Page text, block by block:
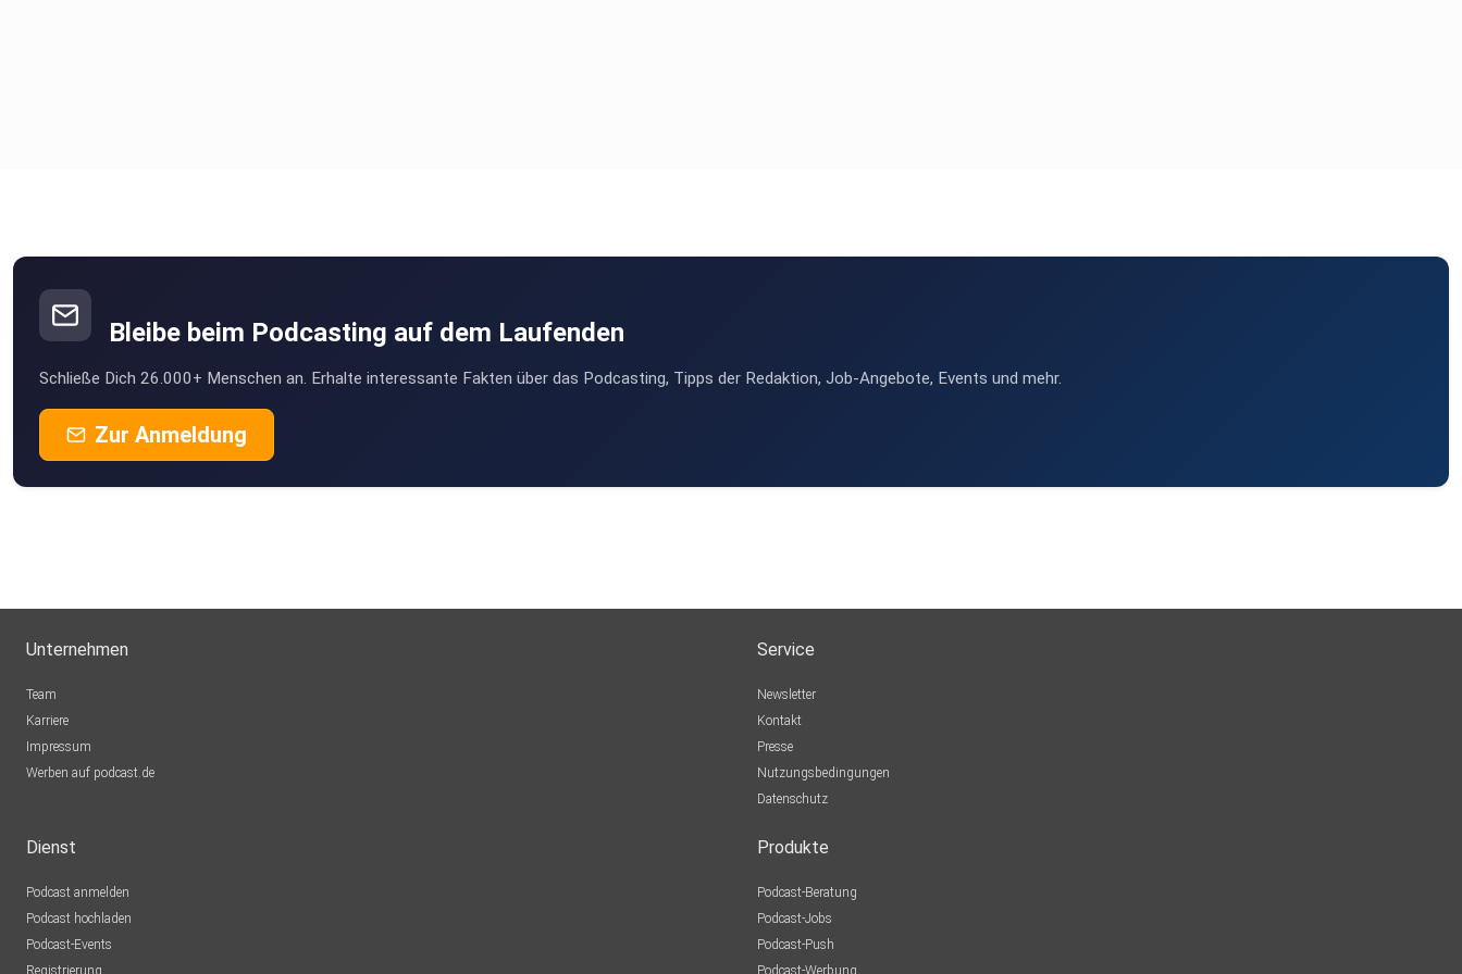
Bleibe beim Podcasting auf dem Laufenden
Schließe Dich 26.000+ Menschen an. Erhalte interessante Fakten über das Podcasting, Tipps der Redaktion, Job-Angebote, Events und mehr.
Zur Anmeldung
Unternehmen
Team
Karriere
Impressum
Werben auf podcast.de
Service
Newsletter
Kontakt
Presse
Nutzungsbedingungen
Datenschutz
Dienst
Podcast anmelden
Podcast hochladen
Podcast-Events
Registrierung
Produkte
Podcast-Beratung
Podcast-Jobs
Podcast-Push
Podcast-Werbung